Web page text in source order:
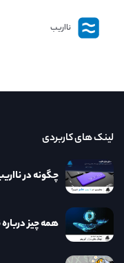
نااریب
لینک های کاربردی
چگونه در
همه چیز